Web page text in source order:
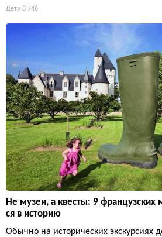
Дети 8 746
Не музеи, а квесты: 9 французских
ся в историю
Обычно на исторических экскурсиях